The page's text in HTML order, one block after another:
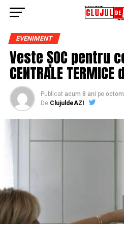
EVENIMENT
Veste ȘOC pentru
CENTRALE
Publicat acum 8 ani pe
De ClujuldeAZI